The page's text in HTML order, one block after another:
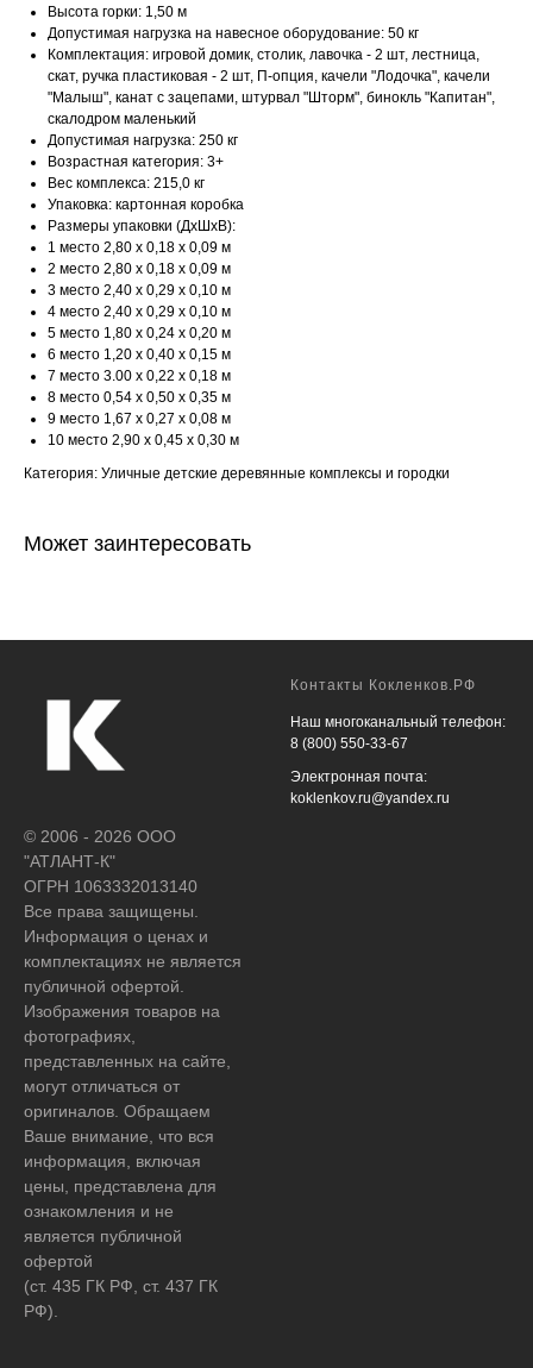
Высота горки: 1,50 м
Допустимая нагрузка на навесное оборудование: 50 кг
Комплектация: игровой домик, столик, лавочка - 2 шт, лестница,
скат, ручка пластиковая - 2 шт, П-опция, качели "Лодочка", качели
"Малыш", канат с зацепами, штурвал "Шторм", бинокль "Капитан",
скалодром маленький
Допустимая нагрузка: 250 кг
Возрастная категория: 3+
Вес комплекса: 215,0 кг
Упаковка: картонная коробка
Размеры упаковки (ДхШхВ):
1 место 2,80 х 0,18 х 0,09 м
2 место 2,80 х 0,18 х 0,09 м
3 место 2,40 х 0,29 х 0,10 м
4 место 2,40 х 0,29 х 0,10 м
5 место 1,80 х 0,24 х 0,20 м
6 место 1,20 х 0,40 х 0,15 м
7 место 3.00 х 0,22 х 0,18 м
8 место 0,54 х 0,50 х 0,35 м
9 место 1,67 х 0,27 х 0,08 м
10 место 2,90 х 0,45 х 0,30 м
Категория: Уличные детские деревянные комплексы и городки
Может заинтересовать
© 2006 - 2026 ООО
"АТЛАНТ-К"
ОГРН 1063332013140
Все права защищены.
Информация о ценах и
комплектациях не является
публичной офертой.
Изображения товаров на
фотографиях,
представленных на сайте,
могут отличаться от
оригиналов. Обращаем
Ваше внимание, что вся
информация, включая
цены, представлена для
ознакомления и не
является публичной
офертой
(ст. 435 ГК РФ, ст. 437 ГК
РФ).
Контакты Кокленков.РФ
Наш многоканальный телефон:
8 (800) 550-33-67
Электронная почта:
koklenkov.ru@yandex.ru